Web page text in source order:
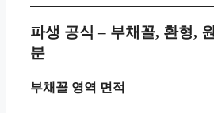
파생 공식 – 부채꼴, 환형, 원
분
부채꼴 영역 면적